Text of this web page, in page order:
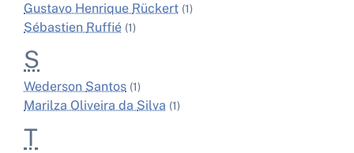
Gustavo Henrique Rückert (1)
Sébastien Ruffié (1)
S
Wederson Santos (1)
Marilza Oliveira da Silva (1)
T